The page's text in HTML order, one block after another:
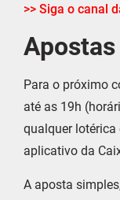
>> Siga o canal
Apostas
Para o próximo
até as 19h
qualquer lotérica
aplicativo da
A aposta